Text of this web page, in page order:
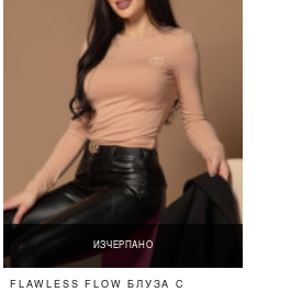
ИЗЧЕРПАНО
FLAWLESS FLOW БЛУЗА С